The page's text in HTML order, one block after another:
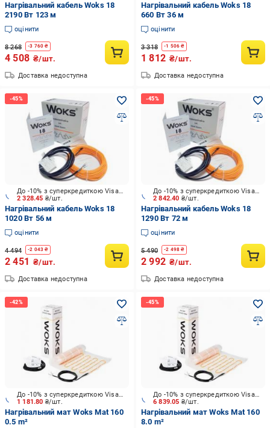
Нагрівальний кабель Woks 18
2190 Вт 123 м
оцінити
8 268 -3 760 ₴
4 508 ₴/шт.
Доставка недоступна
Нагрівальний кабель Woks 18
660 Вт 36 м
оцінити
3 318 -1 506 ₴
1 812 ₴/шт.
Доставка недоступна
2 328.45 ₴/шт.
До -10% з суперкредиткою Visa Вигода
Нагрівальний кабель Woks 18
1020 Вт 56 м
оцінити
4 494 -2 043 ₴
2 451 ₴/шт.
Доставка недоступна
2 842.40 ₴/шт.
До -10% з суперкредиткою Visa Вигода
Нагрівальний кабель Woks 18
1290 Вт 72 м
оцінити
5 490 -2 498 ₴
2 992 ₴/шт.
Доставка недоступна
1 181.80 ₴/шт.
До -10% з суперкредиткою Visa Вигода
Нагрівальний мат Woks Mat 160
0.5 m²
6 839.05 ₴/шт.
До -10% з суперкредиткою Visa Вигода
Нагрівальний мат Woks Mat 160
8.0 m²